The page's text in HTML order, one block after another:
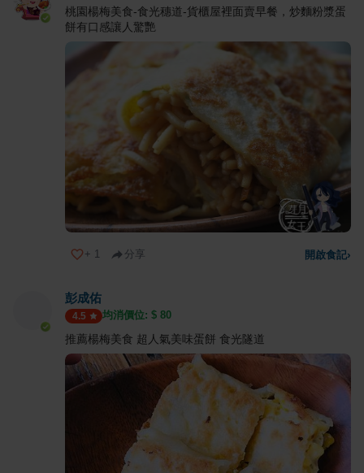
桃園楊梅美食-食光穗道-貨櫃屋裡面賣早餐，炒麵粉漿蛋
餅有口感讓人驚艷
+ 1 分享 開啟食記›
彭成佑
4.5 均消價位: $ 80
推薦楊梅美食 超人氣美味蛋餅 食光隧道